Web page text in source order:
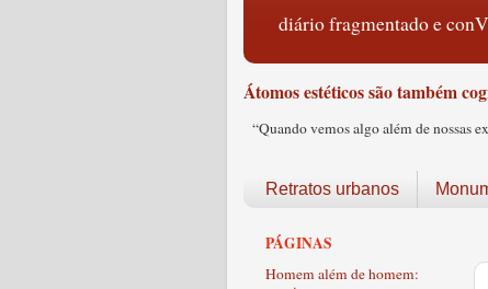
diário fragmentado e
Átomos estéticos são também
“Quando vemos algo além de nossas
Retratos urbanos
PÁGINAS
Homem além de homem: